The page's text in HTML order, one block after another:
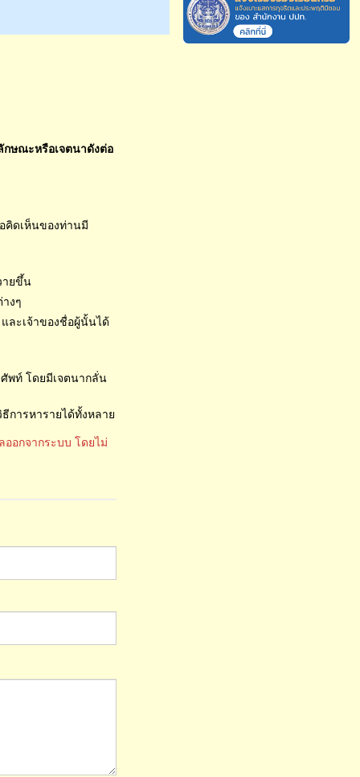
ษณะหรือเจตนาดังต่อ
คิดเห็นของท่านมี
ายขึ้น
งๆ
ละเจ้าของชื่อผู้นั้นได้
พท์ โดยมีเจตนากลั่น
การหารายได้ทั้งหลาย
อกจากระบบ โดยไม่